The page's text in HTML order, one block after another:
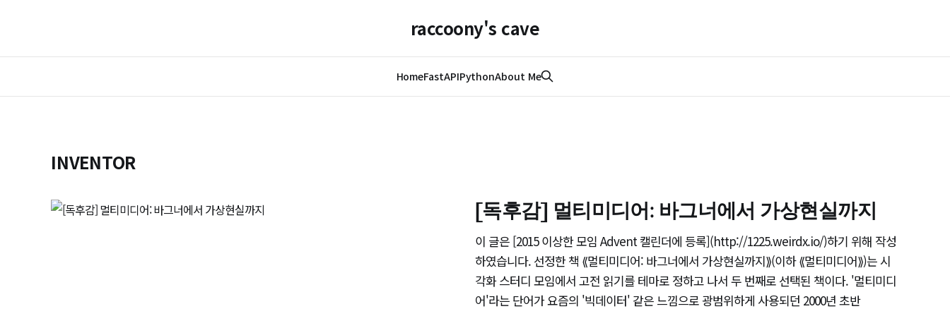
raccoony's cave
HomeFastAPIPythonAbout Me
INVENTOR
[독후감] 멀티미디어: 바그너에서 가상현실까지
이 글은 [2015 이상한 모임 Advent 캘린더에 등록](http://1225.weirdx.io/)하기 위해 작성
하였습니다. 선정한 책 ⟪멀티미디어: 바그너에서 가상현실까지⟫(이하 ⟪멀티미디어⟫)는 시
각화 스터디 모임에서 고전 읽기를 테마로 정하고 나서 두 번째로 선택된 책이다. '멀티미디
어'라는 단어가 요즘의 '빅데이터' 같은 느낌으로 광범위하게 사용되던 2000년 초반